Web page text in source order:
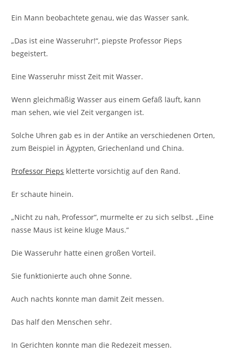
Ein Mann beobachtete genau, wie das Wasser sank.
„Das ist eine Wasseruhr!“, piepste Professor Pieps
begeistert.
Eine Wasseruhr misst Zeit mit Wasser.
Wenn gleichmäßig Wasser aus einem Gefäß läuft, kann
man sehen, wie viel Zeit vergangen ist.
Solche Uhren gab es in der Antike an verschiedenen Orten,
zum Beispiel in Ägypten, Griechenland und China.
Professor Pieps kletterte vorsichtig auf den Rand.
Er schaute hinein.
„Nicht zu nah, Professor“, murmelte er zu sich selbst. „Eine
nasse Maus ist keine kluge Maus.“
Die Wasseruhr hatte einen großen Vorteil.
Sie funktionierte auch ohne Sonne.
Auch nachts konnte man damit Zeit messen.
Das half den Menschen sehr.
In Gerichten konnte man die Redezeit messen.